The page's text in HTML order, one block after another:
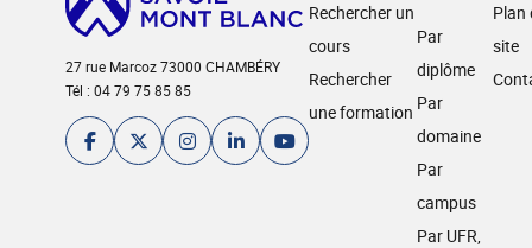
27 rue Marcoz 73000 CHAMBÉRY
Tél : 04 79 75 85 85
Rechercher un
cours
Rechercher
une formation
Par
diplôme
Par
domaine
Par
campus
Par UFR,
Plan
site